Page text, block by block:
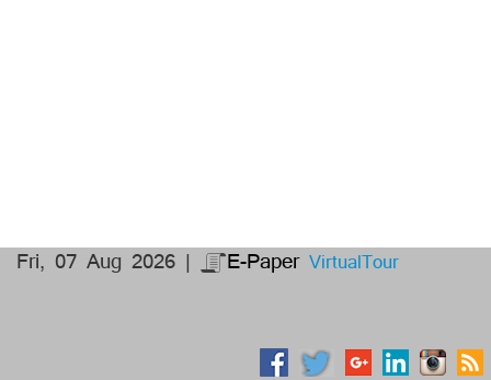
Fri, 07 Aug 2026 | E-Paper VirtualTour